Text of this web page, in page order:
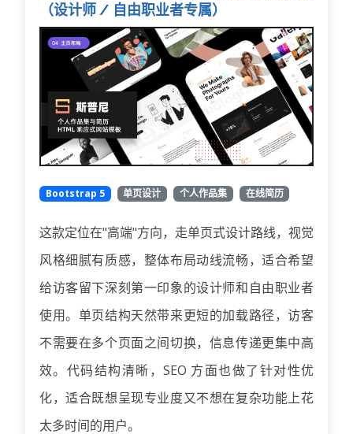
（设计师 / 自由职业者专属）
Bootstrap 5 单页设计 个人作品集 在线简历
这款定位在"高端"方向，走单页式设计路线，视觉
风格细腻有质感，整体布局动线流畅，适合希望
给访客留下深刻第一印象的设计师和自由职业者
使用。单页结构天然带来更短的加载路径，访客
不需要在多个页面之间切换，信息传递更集中高
效。代码结构清晰，SEO 方面也做了针对性优
化，适合既想呈现专业度又不想在复杂功能上花
太多时间的用户。